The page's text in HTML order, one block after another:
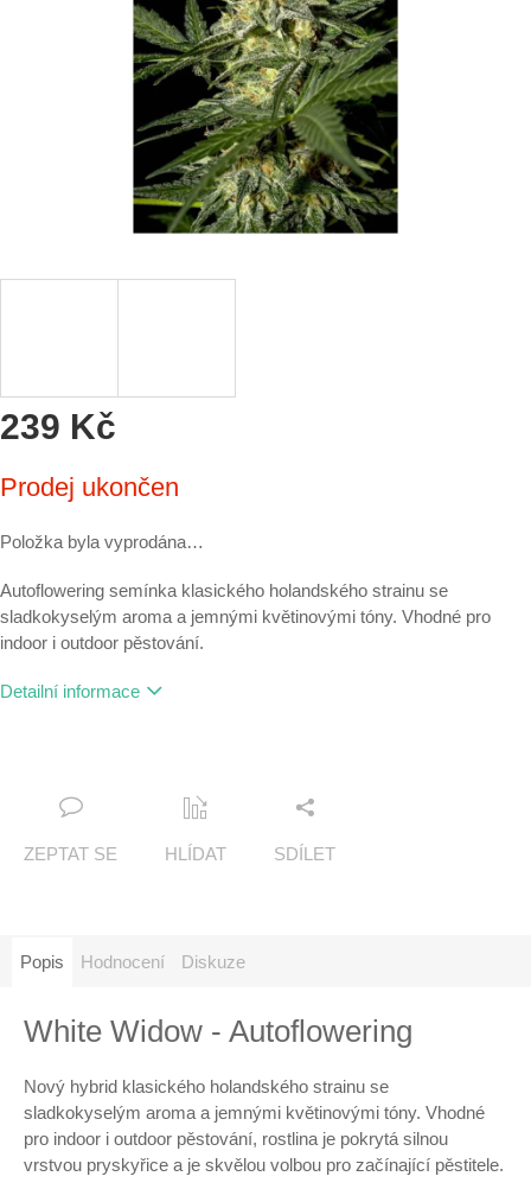
239 Kč
cena:
Prodej ukončen
Položka byla vyprodána…
Autoflowering semínka klasického holandského strainu se
sladkokyselým aroma a jemnými květinovými tóny. Vhodné pro
indoor i outdoor pěstování.
Detailní informace
ZEPTAT SE HLÍDAT SDÍLET
Popis Hodnocení Diskuze
White Widow - Autoflowering
Nový hybrid klasického holandského strainu se
sladkokyselým aroma a jemnými květinovými tóny. Vhodné
pro indoor i outdoor pěstování, rostlina je pokrytá silnou
vrstvou pryskyřice a je skvělou volbou pro začínající pěstitele.